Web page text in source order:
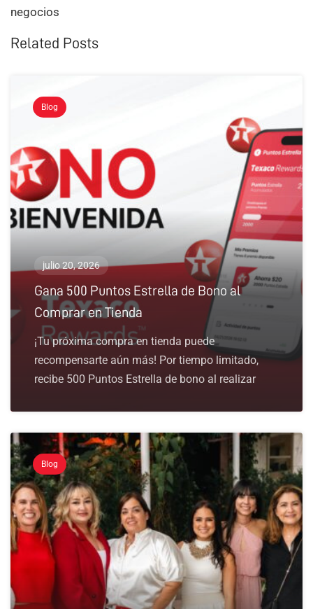
negocios
Related Posts
Blog
julio 20, 2026
Gana 500 Puntos Estrella de Bono al
Comprar en Tienda
¡Tu próxima compra en tienda puede
recompensarte aún más! Por tiempo limitado,
recibe 500 Puntos Estrella de bono al realizar
Blog